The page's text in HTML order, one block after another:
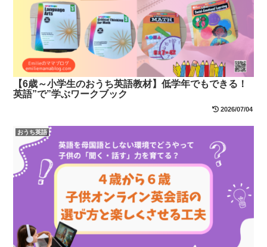
【6歳～小学生のおうち英語教材】低学年でもできる！
英語”で”学ぶワークブック
2026/07/04
おうち英語